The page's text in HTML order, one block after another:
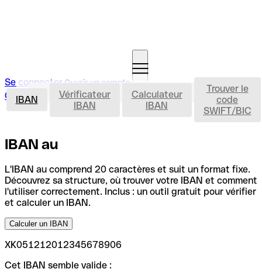
Se connecter Ouvrir un compte
Ouvrir un compte IBAN
IBAN
Vérificateur
IBAN
Calculateur
IBAN
Trouver le
code
SWIFT/BIC
IBAN au
L'IBAN au comprend 20 caractères et suit un format fixe.
Découvrez sa structure, où trouver votre IBAN et comment
l'utiliser correctement. Inclus : un outil gratuit pour vérifier
et calculer un IBAN.
Calculer un IBAN
XK051212012345678906
Cet IBAN semble valide :